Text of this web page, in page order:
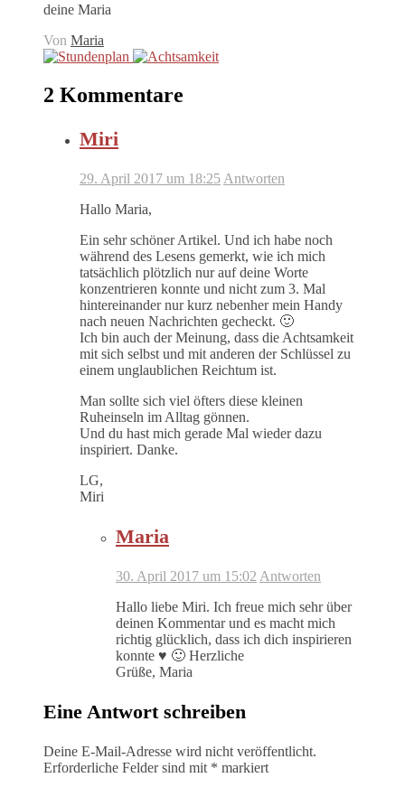
deine Maria
Von Maria
2 Kommentare
Miri
29. April 2017 um 18:25 Antworten
Hallo Maria,
Ein sehr schöner Artikel. Und ich habe noch
während des Lesens gemerkt, wie ich mich
tatsächlich plötzlich nur auf deine Worte
konzentrieren konnte und nicht zum 3. Mal
hintereinander nur kurz nebenher mein Handy
nach neuen Nachrichten gecheckt. 🙂
Ich bin auch der Meinung, dass die Achtsamkeit
mit sich selbst und mit anderen der Schlüssel zu
einem unglaublichen Reichtum ist.
Man sollte sich viel öfters diese kleinen
Ruheinseln im Alltag gönnen.
Und du hast mich gerade Mal wieder dazu
inspiriert. Danke.
LG,
Miri
Maria
30. April 2017 um 15:02 Antworten
Hallo liebe Miri. Ich freue mich sehr über
deinen Kommentar und es macht mich
richtig glücklich, dass ich dich inspirieren
konnte ♥ 🙂 Herzliche
Grüße, Maria
Eine Antwort schreiben
Deine E-Mail-Adresse wird nicht veröffentlicht.
Erforderliche Felder sind mit * markiert